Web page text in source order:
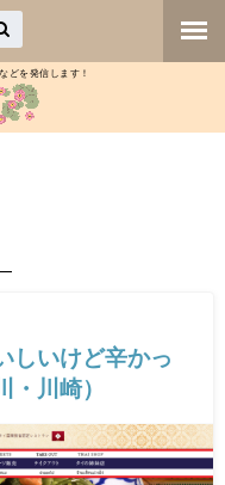
どを発信します！
しいけど辛かっ
川崎）